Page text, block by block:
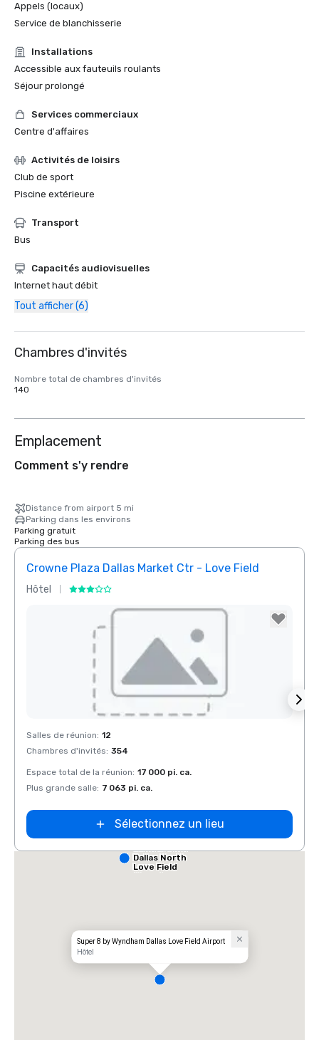
Appels (locaux)
Service de blanchisserie
Installations
Accessible aux fauteuils roulants
Séjour prolongé
Services commerciaux
Centre d'affaires
Activités de loisirs
Club de sport
Piscine extérieure
Transport
Bus
Capacités audiovisuelles
Internet haut débit
Tout afficher (6)
Chambres d'invités
Nombre total de chambres d'invités
140
Emplacement
Comment s'y rendre
Distance from airport 5 mi
Parking dans les environs
Parking gratuit
Parking des bus
Crowne Plaza Dallas Market Ctr - Love Field
Hôtel
Removed from favorites
Salles de réunion: 12
Chambres d'invités: 354
Espace total de la réunion: 17 000 pi. ca.
Plus grande salle: 7 063 pi. ca.
Sélectionnez un lieu
Super 8 by Wyndham Dallas Love Field Airport
Hôtel
Dallas North
Love Field
Airport